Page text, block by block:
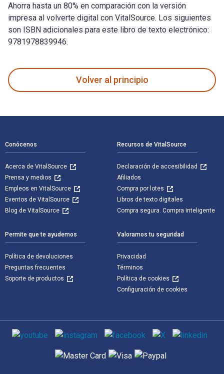
Ahorra hasta un 80% en comparación con la versión
impresa al volverte digital con VitalSource. Los siguientes
son ISBN adicionales para este libro de texto electrónico:
9781978839946.
Volver al principio
Conócenos
Acerca de VitalSource
Prensa y medios
Empleos en VitalSource
Eventos de VitalSource
Blog de VitalSource
Recursos de VitalSource
Declaración de accesibilidad
Afiliados
Compra por lotes
Libros de texto digitales
Compra segura. Compra inteligente
Permite que te ayudemos
Política de devoluciones
Preguntas frecuentes
Soporte de productos
Valoramos tu seguridad
Privacidad
Términos
Política de cookies
Configuración de cookies
Medios de comunicación social
Métodos de pago admitidos